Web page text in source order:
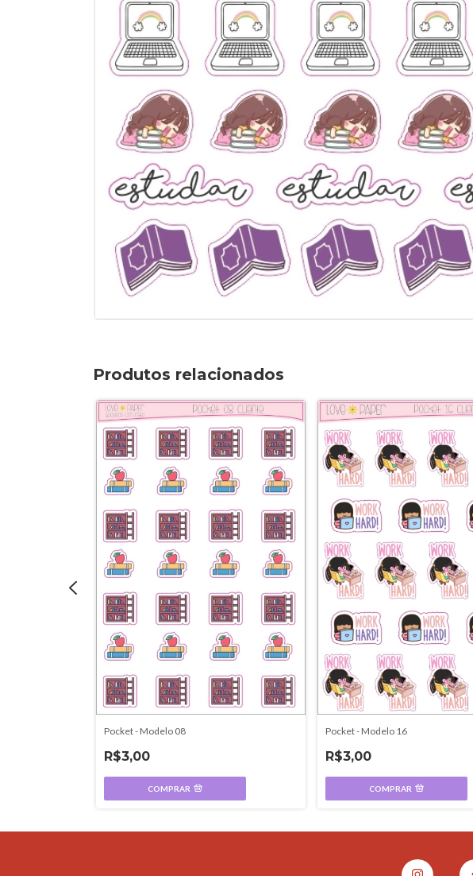
Produtos relacionados
Pocket - Modelo 08
R$3,00
COMPRAR
Pocket - Modelo 16
R$3,00
COMPRAR